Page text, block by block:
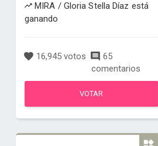
MIRA / Gloria Stella Díaz está
ganando
16,945 votos
65
comentarios
VOTAR